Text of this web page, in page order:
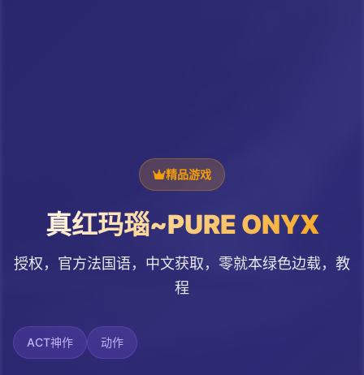
精品游戏
真红玛瑙~PURE ONYX
授权，官方法国语，中文获取，零就本绿色边载，教
程
ACT神作 动作